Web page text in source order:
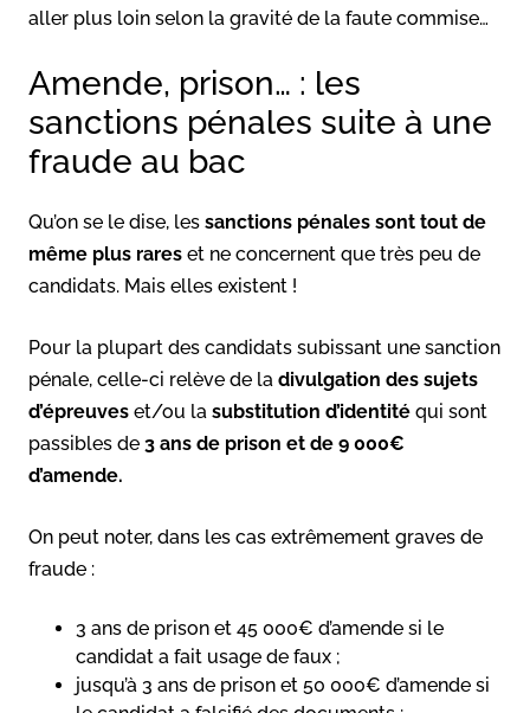
aller plus loin selon la gravité de la faute commise…
Amende, prison… : les
sanctions pénales suite à une
fraude au bac
Qu’on se le dise, les sanctions pénales sont tout de
même plus rares et ne concernent que très peu de
candidats. Mais elles existent !
Pour la plupart des candidats subissant une sanction
pénale, celle-ci relève de la divulgation des sujets
d’épreuves et/ou la substitution d’identité qui sont
passibles de 3 ans de prison et de 9 000€
d’amende.
On peut noter, dans les cas extrêmement graves de
fraude :
3 ans de prison et 45 000€ d’amende si le
candidat a fait usage de faux ;
jusqu’à 3 ans de prison et 50 000€ d’amende si